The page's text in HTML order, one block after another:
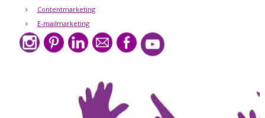
Contentmarketing
E-mailmarketing